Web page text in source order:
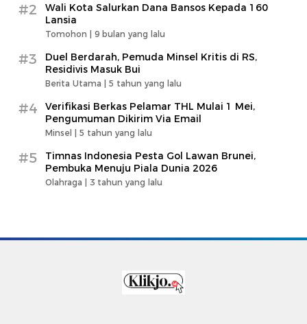
#2
Wali Kota Salurkan Dana Bansos Kepada 160
Lansia
Tomohon | 9 bulan yang lalu
#3
Duel Berdarah, Pemuda Minsel Kritis di RS,
Residivis Masuk Bui
Berita Utama | 5 tahun yang lalu
#4
Verifikasi Berkas Pelamar THL Mulai 1 Mei,
Pengumuman Dikirim Via Email
Minsel | 5 tahun yang lalu
#5
Timnas Indonesia Pesta Gol Lawan Brunei,
Pembuka Menuju Piala Dunia 2026
Olahraga | 3 tahun yang lalu